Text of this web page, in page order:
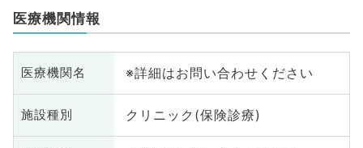
医療機関情報
医療機関名 ※詳細はお問い合わせください
施設種別 クリニック(保険診療)